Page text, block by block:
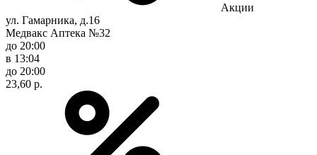
Акции
ул. Гамарника, д.16
Медвакс Аптека №32
до 20:00
в 13:04
до 20:00
23,60 р.